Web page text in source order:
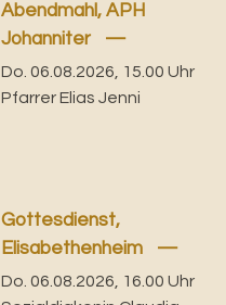
Abendmahl, APH
Johanniter
Do. 06.08.2026, 15.00 Uhr
Pfarrer Elias Jenni
Gottesdienst,
Elisabethenheim
Do. 06.08.2026, 16.00 Uhr